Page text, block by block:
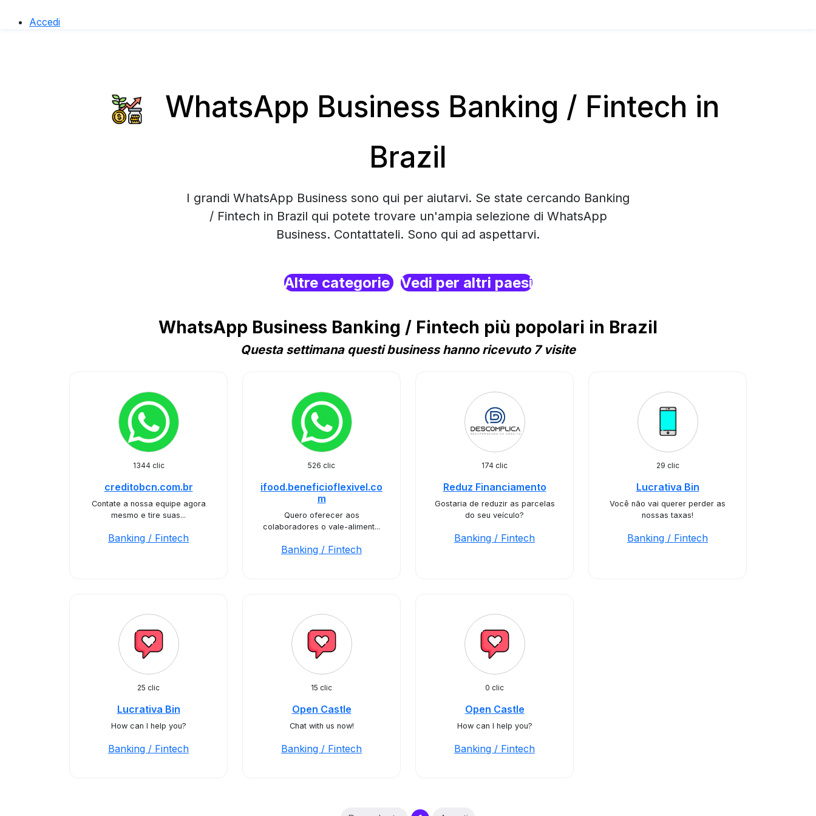
Accedi
WhatsApp Business Banking / Fintech in
Brazil
I grandi WhatsApp Business sono qui per aiutarvi. Se state cercando Banking
/ Fintech in Brazil qui potete trovare un'ampia selezione di WhatsApp
Business. Contattateli. Sono qui ad aspettarvi.
Altre categorie Vedi per altri paesi
WhatsApp Business Banking / Fintech più popolari in Brazil
Questa settimana questi business hanno ricevuto 7 visite
1344 clic
creditobcn.com.br
Contate a nossa equipe agora
mesmo e tire suas...
Banking / Fintech
526 clic
ifood.beneficioflexivel.co
m
Quero oferecer aos
colaboradores o vale-aliment...
Banking / Fintech
174 clic
Reduz Financiamento
Gostaria de reduzir as parcelas
do seu veículo?
Banking / Fintech
29 clic
Lucrativa Bin
Você não vai querer perder as
nossas taxas!
Banking / Fintech
25 clic
Lucrativa Bin
How can I help you?
Banking / Fintech
15 clic
Open Castle
Chat with us now!
Banking / Fintech
0 clic
Open Castle
How can I help you?
Banking / Fintech